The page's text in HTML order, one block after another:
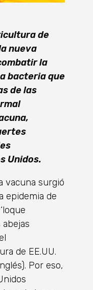
de
nueva
la
bacteria que
de las
Unidos.
vacuna surgió
epidemia de
abejas
de EE.UU.
Por eso,